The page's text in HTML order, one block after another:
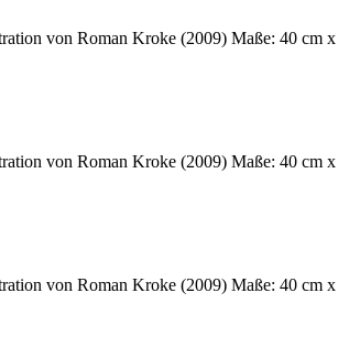
von Roman Kroke (2009) Maße: 40 cm
von Roman Kroke (2009) Maße: 40 cm
von Roman Kroke (2009) Maße: 40 cm